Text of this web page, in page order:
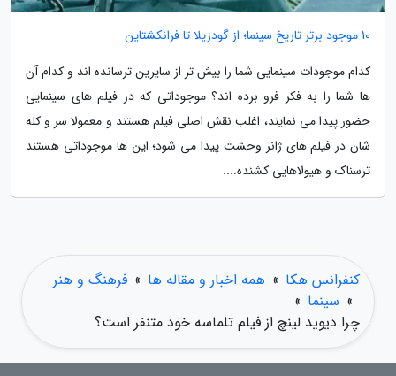
10 موجود برتر تاریخ سینما؛ از گودزیلا تا فرانکشتاین
کدام موجودات سینمایی شما را بیش تر از سایرین ترسانده اند و کدام آن
ها شما را به فکر فرو برده اند؟ موجوداتی که در فیلم های سینمایی
حضور پیدا می نمایند، اغلب نقش اصلی فیلم هستند و معمولا سر و کله
شان در فیلم های ژانر وحشت پیدا می شود؛ این ها موجوداتی هستند
ترسناک و هیولاهایی کشنده....
کنفرانس هکا » همه اخبار و مقاله ها » فرهنگ و هنر
» سینما »
چرا دیوید لینچ از فیلم تلماسه خود متنفر است؟